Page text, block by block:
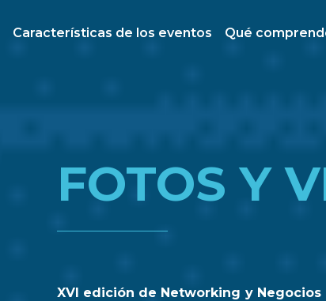
Características de los eventos Qué
FOTOS Y
XVI edición de Networking y